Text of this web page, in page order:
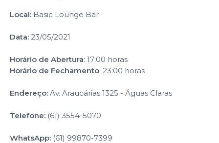
Local: Basic Lounge Bar
Data: 23/05/2021
Horário de Abertura: 17:00 horas
Horário de Fechamento: 23:00 horas
Endereço: Av. Araucárias 1325 - Águas Claras
Telefone: (61) 3554-5070
WhatsApp: (61) 99870-7399